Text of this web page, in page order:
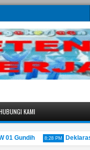
KAMI
Gundih 8:28 PM Deklarasi